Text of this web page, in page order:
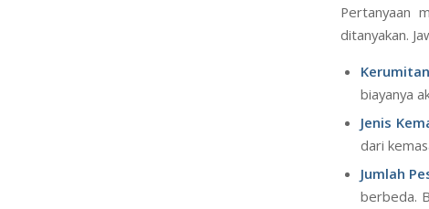
Pertanyaan
ditanyakan.
biayanya
Jenis
dari
Jumlah
berbeda.